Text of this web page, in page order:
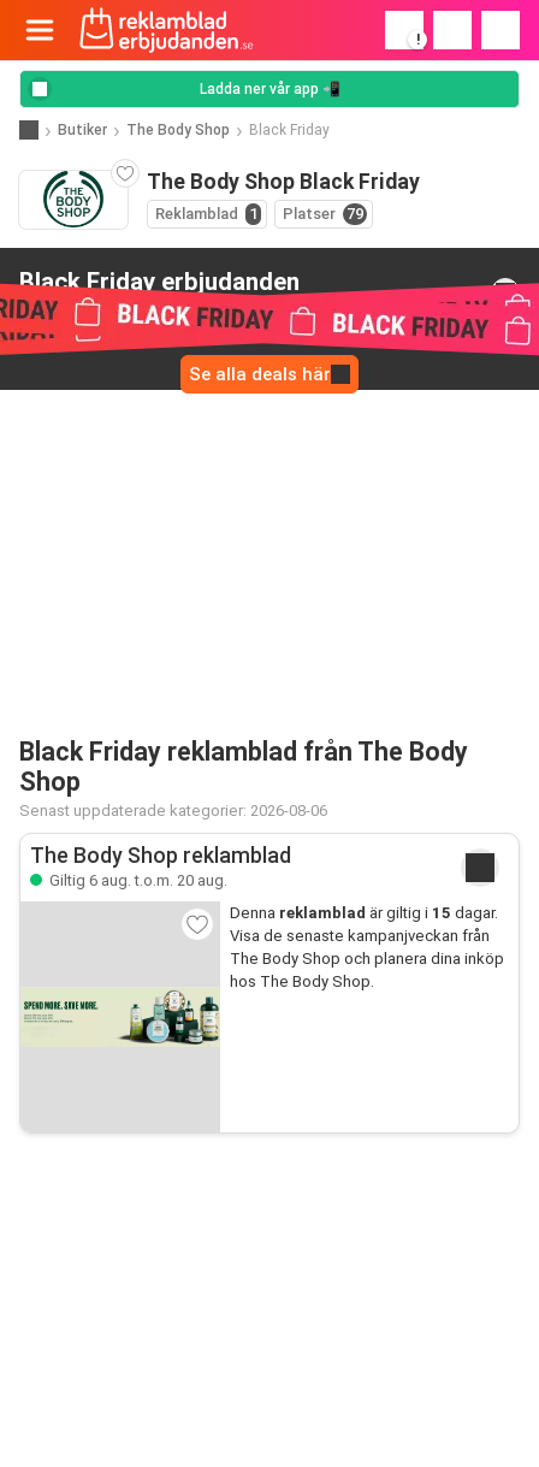
!
Ladda ner vår app 📲
Butiker The Body Shop Black Friday
The Body Shop Black Friday
Reklamblad 1 Platser 79
Black Friday erbjudanden
från The Body Shop
Se alla deals här
Black Friday reklamblad från The Body
Shop
Senast uppdaterade kategorier: 2026-08-06
The Body Shop reklamblad
Giltig 6 aug. t.o.m. 20 aug.
Denna reklamblad är giltig i 15 dagar.
Visa de senaste kampanjveckan från
The Body Shop och planera dina inköp
hos The Body Shop.